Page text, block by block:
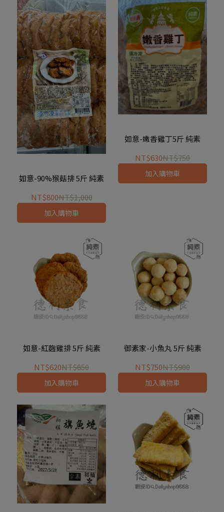
如意-90%猴菇排 5斤 純素
NT$800NT$1,000
加入購物車
如意-嫩香雞丁5斤 純素
NT$630NT$750
加入購物車
如意-紅麴雞排 5斤 純素
NT$620NT$850
加入購物車
御素家-小魚丸 5斤 純素
NT$750NT$900
加入購物車